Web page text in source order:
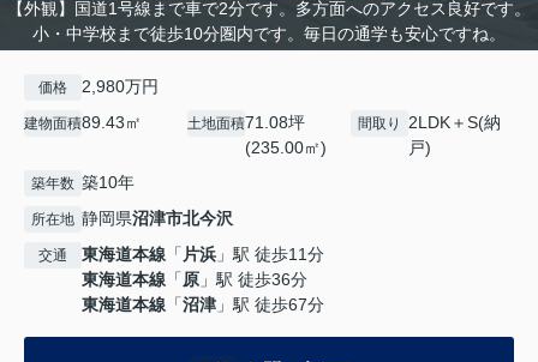
【外観】国道1号線まで車で2分です。多方面へのアクセス良好です。
小・中学校まで徒歩10分圏内です。毎日の通学も安心ですね。
価格 2,980万円
建物面積89.43㎡ 土地面積71.08坪
(235.00㎡)
間取り
2LDK＋S(納
戸)
築年数 築10年
所在地 静岡県沼津市北今沢
交通 東海道本線 「片浜 」駅 徒歩11分
東海道本線 「原 」駅 徒歩36分
東海道本線 「沼津 」駅 徒歩67分